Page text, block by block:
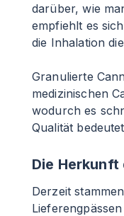
darüber, wie
empfiehlt es
die Inhalation
Granulierte
medizinischen
wodurch es
Qualität
Die
Derzeit